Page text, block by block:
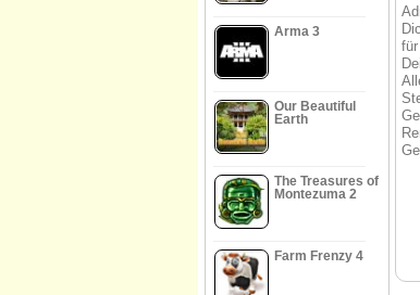
Arma 3
Our Beautiful
Earth
The Treasures of
Montezuma 2
Farm Frenzy 4